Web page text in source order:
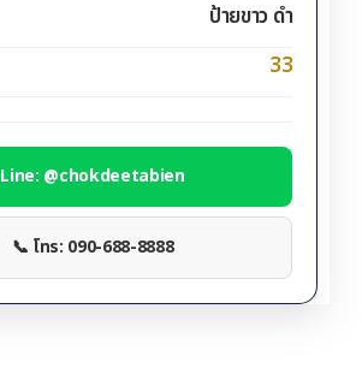
ป้ายขาว ดำ
33
Line: @chokdeetabien
📞 โทร: 090-688-8888